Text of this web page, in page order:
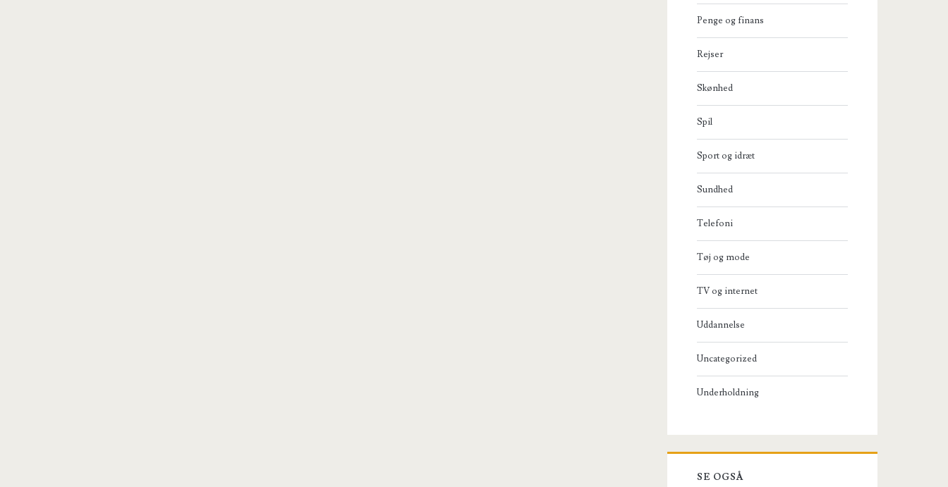
Penge og finans
Rejser
Skønhed
Spil
Sport og idræt
Sundhed
Telefoni
Tøj og mode
TV og internet
Uddannelse
Uncategorized
Underholdning
SE OGSÅ